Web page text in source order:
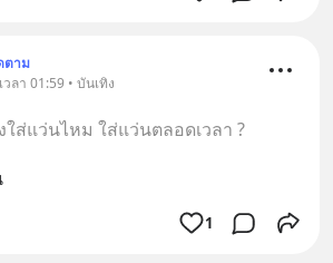
ตาม
ลา 01:59 • บันเทิง
ส่แว่นไหม ใส่แว่นตลอดเวลา ?
1